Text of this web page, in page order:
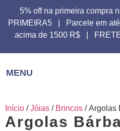
5% off na primeira compra
PRIMEIRA5 | Parcele em até
acima de 1500 R$ |
MENU
Início /Jóias / Brincos / Argolas
Argolas